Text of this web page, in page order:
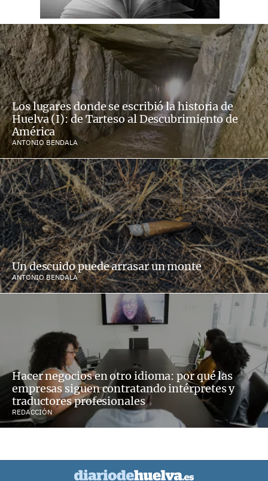
Los lugares donde se escribió la historia de
Huelva (I): de Tarteso al Descubrimiento de
América
ANTONIO BENDALA
Un descuido puede arrasar un monte
ANTONIO BENDALA
Hacer negocios en otro idioma: por qué las
empresas siguen contratando intérpretes y
traductores profesionales
REDACCIÓN